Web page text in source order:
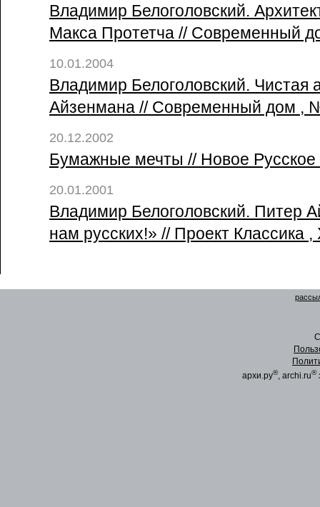
Владимир Белоголовский.
Макса Протетча // Современный
10.01.2004
Владимир Белоголовский. Чистая
Айзенмана // Современный дом ,
20.12.2002
Бумажные мечты // Новое
20.01.2001
Владимир Белоголовский. Питер
нам русских!» // Проект Классика
архи.ру®, archi.ru®